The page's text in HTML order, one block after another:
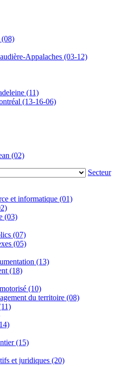
Appalaches (03-12)
(11)
(13-16-06)
(02)
Secteur
et informatique (01)
(03)
(07)
(05)
(13)
(18)
(10)
du territoire (08)
(15)
et juridiques (20)